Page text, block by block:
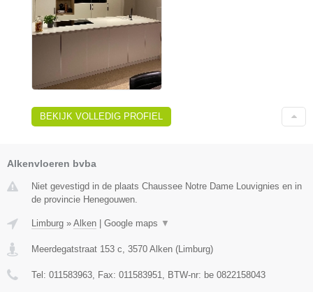
BEKIJK VOLLEDIG PROFIEL
Alkenvloeren bvba
Niet gevestigd in de plaats Chaussee Notre Dame Louvignies en in
de provincie Henegouwen.
Limburg » Alken Google maps ▼
Meerdegatstraat 153 c 3570 Alken ( Limburg)
Tel: 011583963 , Fax: 011583951 , BTW-nr: be 0822158043